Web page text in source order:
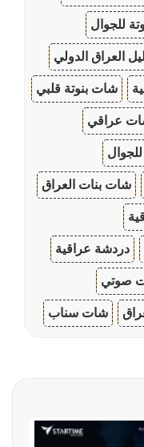
للجوال
العراق الدولي
شات بنوتة قلبي
عراقي
شات بنات العراق
دردشة عراقية
صوتي
شات سناب